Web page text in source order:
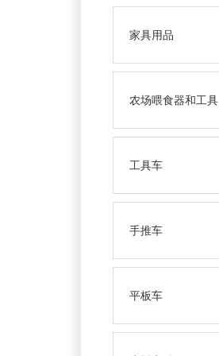
家具用品
农场喂食器和工具
工具车
手推车
平板车